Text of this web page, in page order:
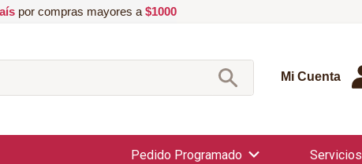
por compras mayores a $1000
Mi Cuenta
Pedido Programado Servicios